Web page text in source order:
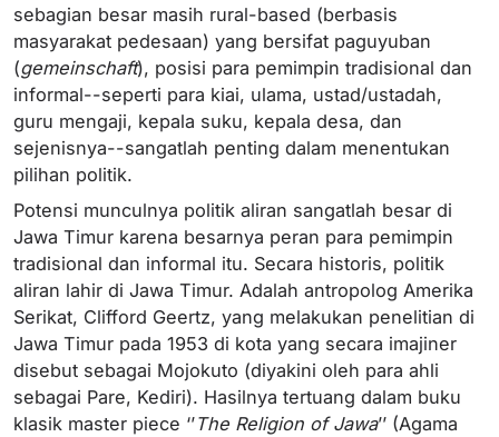
sebagian besar masih rural-based (berbasis
masyarakat pedesaan) yang bersifat paguyuban
(gemeinschaft), posisi para pemimpin tradisional dan
informal--seperti para kiai, ulama, ustad/ustadah,
guru mengaji, kepala suku, kepala desa, dan
sejenisnya--sangatlah penting dalam menentukan
pilihan politik.
Potensi munculnya politik aliran sangatlah besar di
Jawa Timur karena besarnya peran para pemimpin
tradisional dan informal itu. Secara historis, politik
aliran lahir di Jawa Timur. Adalah antropolog Amerika
Serikat, Clifford Geertz, yang melakukan penelitian di
Jawa Timur pada 1953 di kota yang secara imajiner
disebut sebagai Mojokuto (diyakini oleh para ahli
sebagai Pare, Kediri). Hasilnya tertuang dalam buku
klasik master piece ‘’The Religion of Jawa’’ (Agama